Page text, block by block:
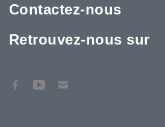
Contactez-nous
Retrouvez-nous sur